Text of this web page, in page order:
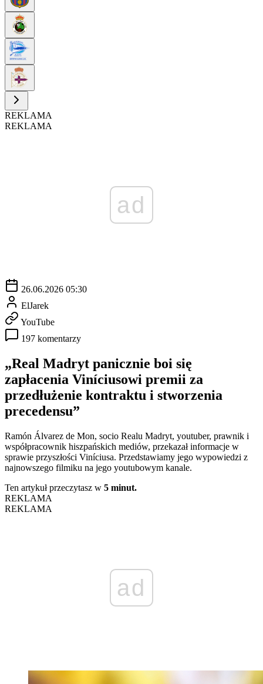
REKLAMA
REKLAMA
ad
26.06.2026 05:30
ElJarek
YouTube
197 komentarzy
„Real Madryt panicznie boi się
zapłacenia Viníciusowi premii za
przedłużenie kontraktu i stworzenia
precedensu”
Ramón Álvarez de Mon, socio Realu Madryt, youtuber, prawnik i
współpracownik hiszpańskich mediów, przekazał informacje w
sprawie przyszłości Viníciusa. Przedstawiamy jego wypowiedzi z
najnowszego filmiku na jego youtubowym kanale.
Ten artykuł przeczytasz w 5 minut.
REKLAMA
REKLAMA
ad